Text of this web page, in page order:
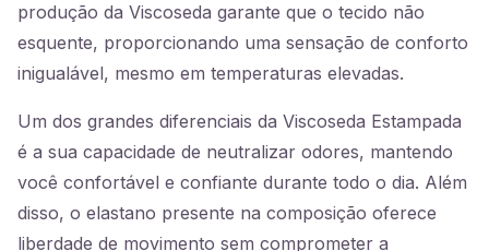
produção da Viscoseda garante que o tecido não
esquente, proporcionando uma sensação de conforto
inigualável, mesmo em temperaturas elevadas.
Um dos grandes diferenciais da Viscoseda Estampada
é a sua capacidade de neutralizar odores, mantendo
você confortável e confiante durante todo o dia. Além
disso, o elastano presente na composição oferece
liberdade de movimento sem comprometer a